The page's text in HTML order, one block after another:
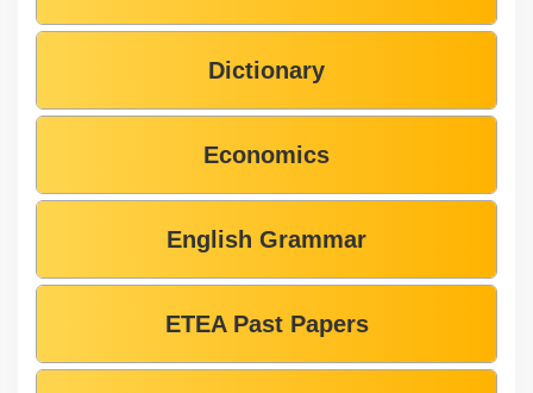
Dictionary
Economics
English Grammar
ETEA Past Papers